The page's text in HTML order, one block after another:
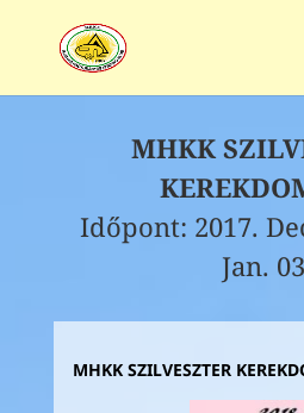
MHKK
Időpont: 2017.
Jan.
MHKK SZILVESZTER